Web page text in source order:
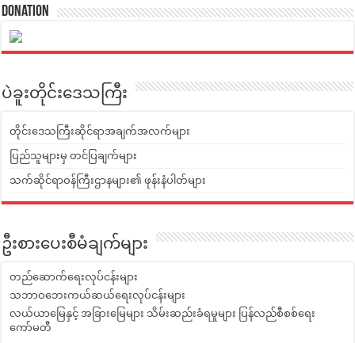
Donation
ပဲခူးတိုင်းဒေသကြီး
တိုင်းဒေသကြီးဆိုင်ရာအချက်အလက်များ
ပြည်သူများမှ တင်ပြချက်များ
သက်ဆိုင်ရာဝန်ကြီးဌာနများ၏ ဖုန်းနံပါတ်များ
ဦးစားပေးစီမံချက်များ
တည်ဆောက်ရေးလုပ်ငန်းများ
သဘာဝဘေးကယ်ဆယ်ရေးလုပ်ငန်းများ
လယ်ယာမြေနှင့် အခြားမြေများ သိမ်းဆည်းခံရမှုများ ပြန်လည်စီစစ်ရေး
ကော်မတီ